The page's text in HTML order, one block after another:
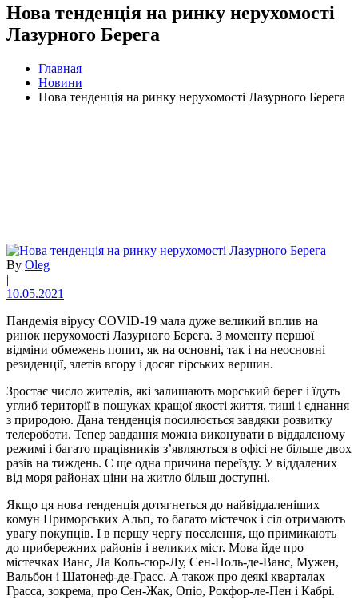
Нова тенденція на ринку нерухомості
Лазурного Берега
Главная
Новини
Нова тенденція на ринку нерухомості Лазурного Берега
By Oleg
|
10.05.2021
Пандемія вірусу COVID-19 мала дуже великий вплив на
ринок нерухомості Лазурного Берега. З моменту першої
відміни обмежень попит, як на основні, так і на неосновні
резиденції, злетів вгору і досяг гірських вершин.
Зростає число жителів, які залишають морський берег і їдуть
углиб території в пошуках кращої якості життя, тиші і єднання
з природою. Дана тенденція посилюється завдяки розвитку
телероботи. Тепер завдання можна виконувати в віддаленому
режимі і багато працівників з’являються в офісі не більше двох
разів на тиждень. Є ще одна причина переїзду. У віддалених
від моря районах ціни на житло більш доступні.
Якщо ця нова тенденція дотягнеться до найвіддаленіших
комун Приморських Альп, то багато містечок і сіл отримають
увагу покупців. І в першу чергу поселення, що примикають
до прибережних районів і великих міст. Мова йде про
містечках Ванс, Ла Коль-сюр-Лу, Сен-Поль-де-Ванс, Мужен,
Вальбон і Шатонеф-де-Грасс. А також про деякі кварталах
Грасса, зокрема, про Сен-Жак, Опіо, Рокфор-ле-Пен і Кабрі.